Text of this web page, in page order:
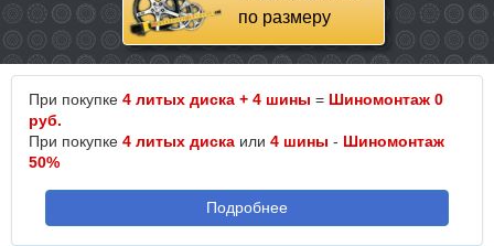
по размеру
При покупке 4 литых диска + 4 шины = Шиномонтаж 0
руб.
При покупке 4 литых диска или 4 шины - Шиномонтаж
50%
Подробнее